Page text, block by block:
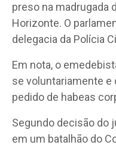
preso na madrugada
Horizonte. O
delegacia da Polícia
Em nota, o
se voluntariamente e
pedido de habeas
Segundo decisão do
em um batalhão do